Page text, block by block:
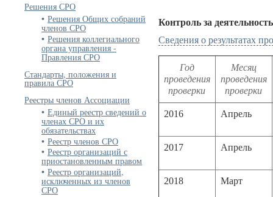
Решения СРО
Решения Общих собраний
членов СРО
Решения коллегиального
органа управления -
Правления СРО
Стандарты, положения и
правила СРО
Реестры членов Ассоциации
Единый реестр сведений о
членах СРО и их
обязательствах
Реестр членов СРО
Реестр организаций с
приостановленным правом
Реестр организаций,
исключенных из членов
СРО
Контроль за
Сведения о результатах
Год
проведения
проверки
Месяц
проведения
проверки
2016 Апрель
2017 Апрель
2018 Март